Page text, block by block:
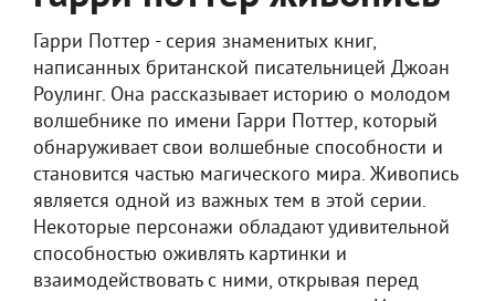
Гарри Поттер - серия знаменитых книг,
написанных британской писательницей Джоан
Роулинг. Она рассказывает историю о молодом
волшебнике по имени Гарри Поттер, который
обнаруживает свои волшебные способности и
становится частью магического мира. Живопись
является одной из важных тем в этой серии.
Некоторые персонажи обладают удивительной
способностью оживлять картинки и
взаимодействовать с ними, открывая перед